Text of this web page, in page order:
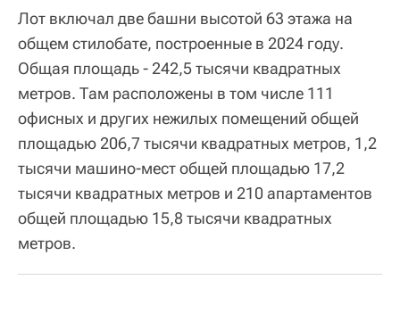
Лот включал две башни высотой 63 этажа на
общем стилобате, построенные в 2024 году.
Общая площадь - 242,5 тысячи квадратных
метров. Там расположены в том числе 111
офисных и других нежилых помещений общей
площадью 206,7 тысячи квадратных метров, 1,2
тысячи машино-мест общей площадью 17,2
тысячи квадратных метров и 210 апартаментов
общей площадью 15,8 тысячи квадратных
метров.